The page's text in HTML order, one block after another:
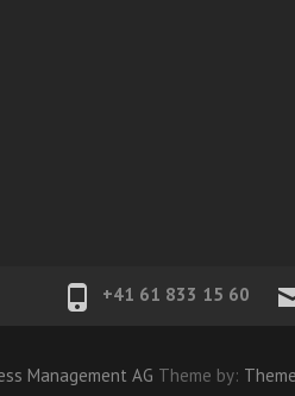
+41 61 833 15 60
Management AG Theme by: